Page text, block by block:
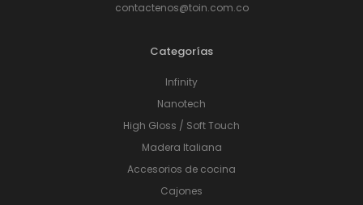
contactenos@toin.com.co
Categorías
Infinity
Nanotech
High Gloss / Soft Touch
Madera Italiana
Accesorios de cocina
Cajones